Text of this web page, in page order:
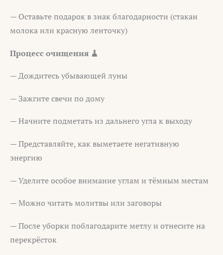
— Оставьте подарок в знак благодарности (стакан
молока или красную ленточку)
Процесс очищения 🧹
— Дождитесь убывающей луны
— Зажгите свечи по дому
— Начните подметать из дальнего угла к выходу
— Представляйте, как выметаете негативную
энергию
— Уделите особое внимание углам и тёмным местам
— Можно читать молитвы или заговоры
— После уборки поблагодарите метлу и отнесите на
перекрёсток